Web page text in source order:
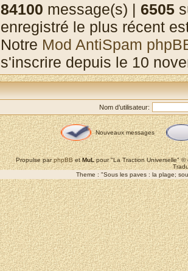
84100 message(s) | 6505
enregistré le plus récent
Notre Mod AntiSpam
s'inscrire depuis le 10
Nom d’utilisateur:
Nouveaux messages
Propulse parphpBBetMuLpour "La Traction Universelle"
Theme : "Sous les paves : la plage;